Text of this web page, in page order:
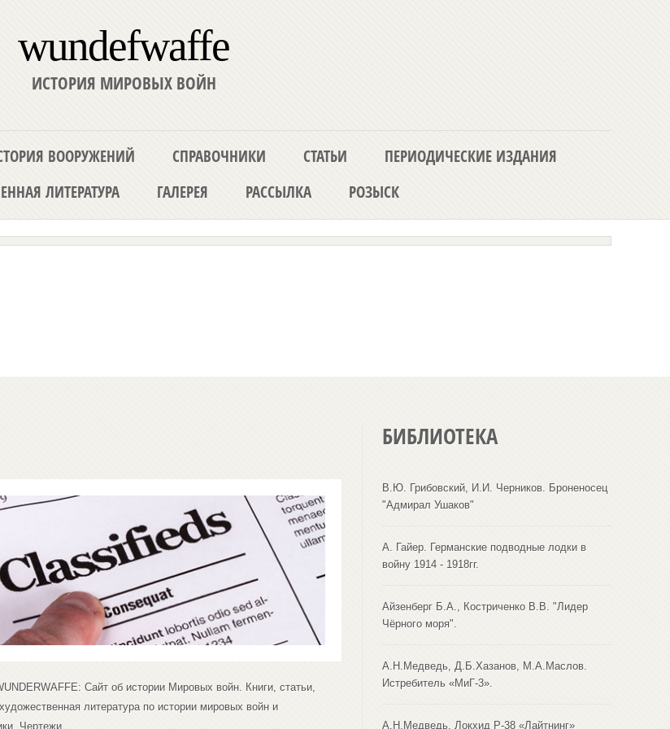
wundefwaffe
ИСТОРИЯ МИРОВЫХ ВОЙН
ВООРУЖЕНИЙ СПРАВОЧНИКИ СТАТЬИ
ПЕРИОДИЧЕСКИЕ ИЗДАНИЯ
ЛИТЕРАТУРА
ГАЛЕРЕЯ РАССЫЛКА РОЗЫСК
Сайт об истории Мировых войн. Книги, статьи,
литература по истории мировых войн и
Чертежи.
БИБЛИОТЕКА
В.Ю. Грибовский, И.И. Черников. Броненосец
"Адмирал Ушаков"
А. Гайер. Германские подводные лодки в
войну 1914 - 1918гг.
Айзенберг Б.А., Костриченко В.В. "Лидер
Чёрного моря".
А.Н.Медведь, Д.Б.Хазанов, М.А.Маслов.
Истребитель «МиГ-3».
А.Н.Медведь. Локхид Р-38 «Лайтнинг»